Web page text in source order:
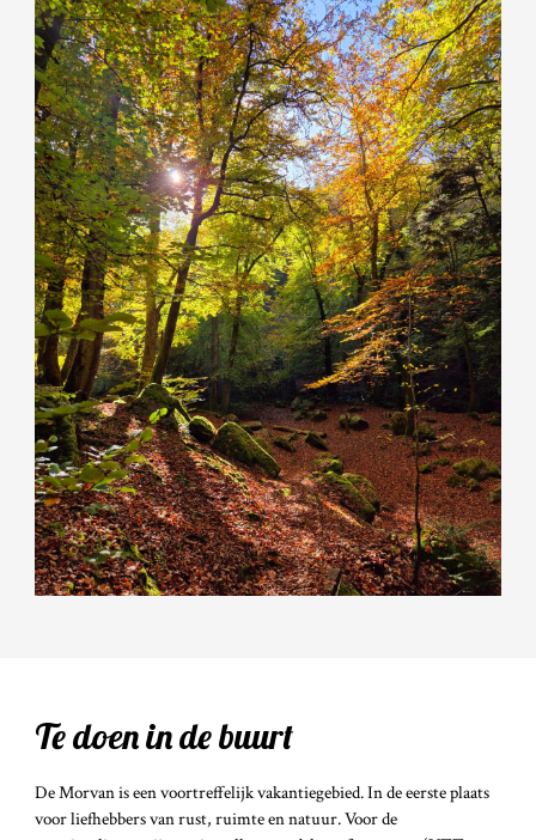
Te doen in de buurt
De Morvan is een voortreffelijk vakantiegebied. In de eerste plaats
voor liefhebbers van rust, ruimte en natuur. Voor de